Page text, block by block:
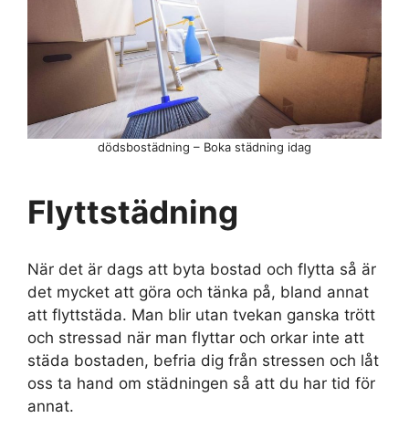
Flyttstädning
När det är dags att byta bostad och flytta så är
det mycket att göra och tänka på, bland annat
att flyttstäda. Man blir utan tvekan ganska trött
och stressad när man flyttar och orkar inte att
städa bostaden, befria dig från stressen och låt
oss ta hand om städningen så att du har tid för
annat.
dödsbostädning – Boka städning idag